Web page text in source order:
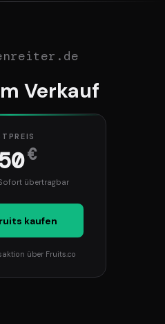
Verkauf
€
Sofort übertragbar
kaufen
über Fruits.co